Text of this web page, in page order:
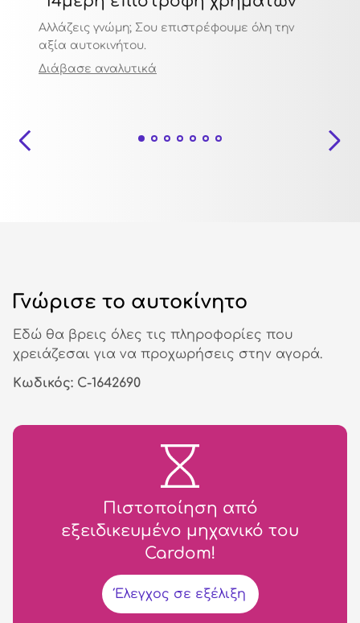
Αλλάζεις γνώμη; Σου επιστρέφουμε όλη την
αξία αυτοκινήτου.
Διάβασε αναλυτικά
Γνώρισε το αυτοκίνητο
Εδώ θα βρεις όλες τις πληροφορίες που
χρειάζεσαι για να προχωρήσεις στην αγορά.
Κωδικός: C-1642690
Πιστοποίηση από
εξειδικευμένο μηχανικό του
Cardom!
Έλεγχος σε εξέλιξη